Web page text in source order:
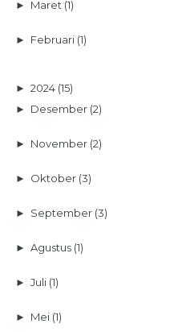
► Maret (1)
► Februari (1)
►2024 (15)
► Desember (2)
► November (2)
► Oktober (3)
► September (3)
►Agustus (1)
►Juli (1)
► Mei (1)